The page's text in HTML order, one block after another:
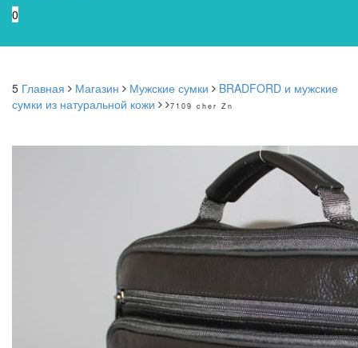
0
5 Главная Магазин Мужские сумки
BRADFORD и мужские
сумки из натуральной кожи
7109 cher Zn